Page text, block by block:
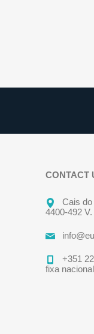
CONTACT
Cais do
4400-492
+351
fixa